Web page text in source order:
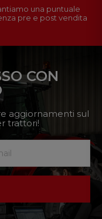
una puntuale
pre e post vendita
CON
aggiornamenti sul
trattori!